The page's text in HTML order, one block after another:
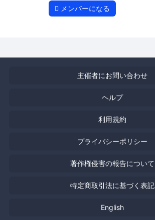
メンバーになる
主催者にお問い合わせ
ヘルプ
利用規約
プライバシーポリシー
著作権侵害の報告について
特定商取引法に基づく表記
English